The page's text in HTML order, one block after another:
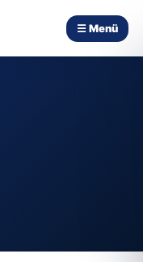
☰ Menü